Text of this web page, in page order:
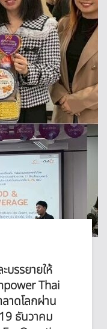
บรรยายให้
Thai
าดโลกผ่าน
ธันวาคม